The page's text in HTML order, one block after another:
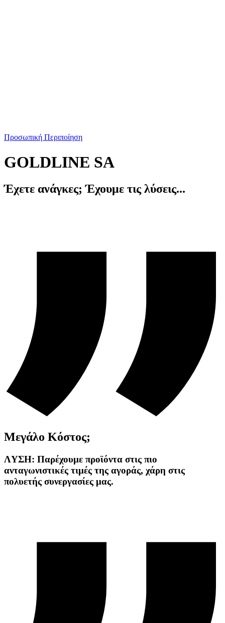
Προσωπική Περιποίηση
GOLDLINE SA
Έχετε ανάγκες;Έχουμε τις λύσεις...
Μεγάλο Κόστος;
ΛYΣΗ: Παρέχουμε προϊόντα στις πιο
ανταγωνιστικές τιμές της αγοράς, χάρη στις
πολυετής συνεργασίες μας.